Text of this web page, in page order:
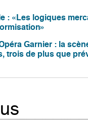
: «Les logiques
Garnier : la
trois de plus que